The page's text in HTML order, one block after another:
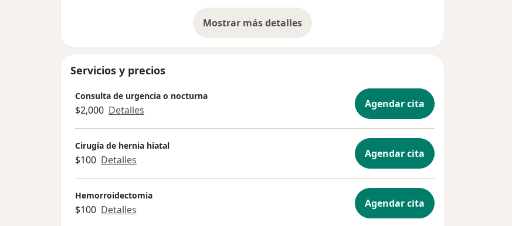
Mostrar más detalles
sobre la experiencia
Servicios y precios
Consulta de urgencia o nocturna
$2,000 Detalles Agendar cita
Cirugía de hernia hiatal
$100 Detalles Agendar cita
Hemorroidectomia
$100 Detalles Agendar cita